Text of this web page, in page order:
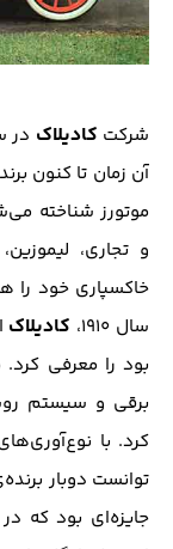
شرکت کادیلاک
آن زمان تا کنون برند
موتورز شناخته
و تجاری،
خاکسپاری خود را
سال ۱۹۱۰،
کادیلاک
بود را معرفی
برقی و سیستم
کرد. با
جایزه‌ای بود که